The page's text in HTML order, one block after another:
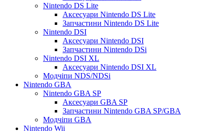
Nintendo DS Lite
Аксесуари Nintendo DS Lite
Запчастини Nintendo DS Lite
Nintendo DSI
Аксесуари Nintendo DSI
Запчастини Nintendo DSi
Nintendo DSI XL
Аксесуари Nintendo DSI XL
Модчіпи NDS/NDSi
Nintendo GBA
Nintendo GBA SP
Аксесуари GBA SP
Запчастини Nintendo GBA SP/GBA
Модчіпи GBA
Nintendo Wii